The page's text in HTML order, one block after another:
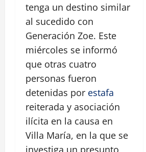
tenga un destino similar
al sucedido con
Generación Zoe. Este
miércoles se informó
que otras cuatro
personas fueron
detenidas por estafa
reiterada y asociación
ilícita en la causa en
Villa María, en la que se